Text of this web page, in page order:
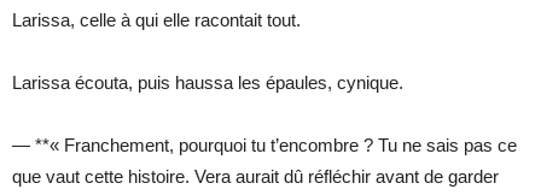
Larissa, celle à qui elle racontait tout.
Larissa écouta, puis haussa les épaules, cynique.
— **« Franchement, pourquoi tu t’encombre ? Tu ne sais pas ce
que vaut cette histoire. Vera aurait dû réfléchir avant de garder